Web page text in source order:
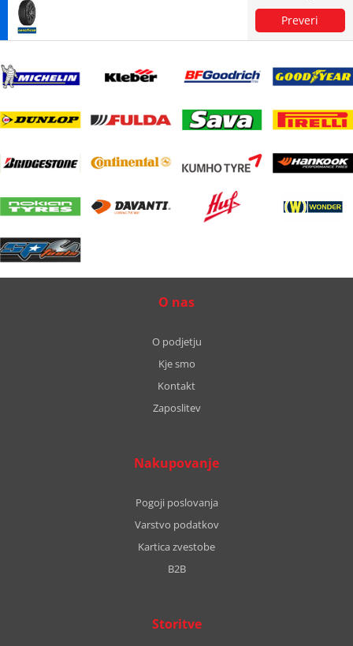
O nas
O podjetju
Kje smo
Kontakt
Zaposlitev
Nakupovanje
Pogoji poslovanja
Varstvo podatkov
Kartica zvestobe
B2B
Storitve